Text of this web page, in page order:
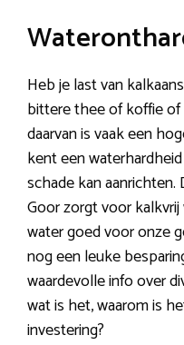
Heb je last van
bittere thee of koffie of
daarvan is vaak een
kent een
schade kan
Goor zorgt voor
water goed voor onze
nog een leuke
waardevolle info over
wat is het, waarom is
investering?